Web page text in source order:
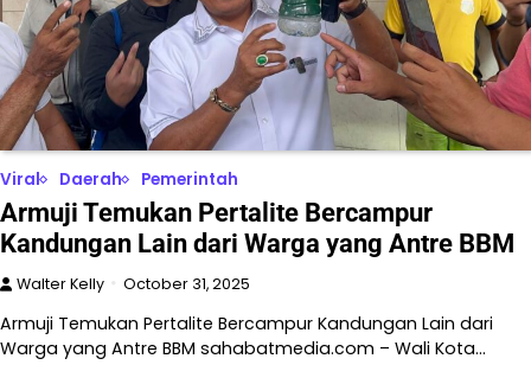
Viral Daerah Pemerintah
Armuji Temukan Pertalite Bercampur
Kandungan Lain dari Warga yang Antre BBM
Walter Kelly October 31, 2025
Armuji Temukan Pertalite Bercampur Kandungan Lain dari
Warga yang Antre BBM sahabatmedia.com – Wali Kota…